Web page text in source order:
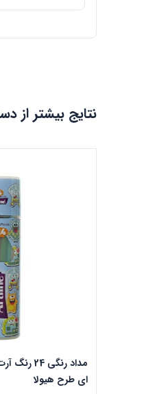
نتایج بیشتر از
ای طرح هیولا